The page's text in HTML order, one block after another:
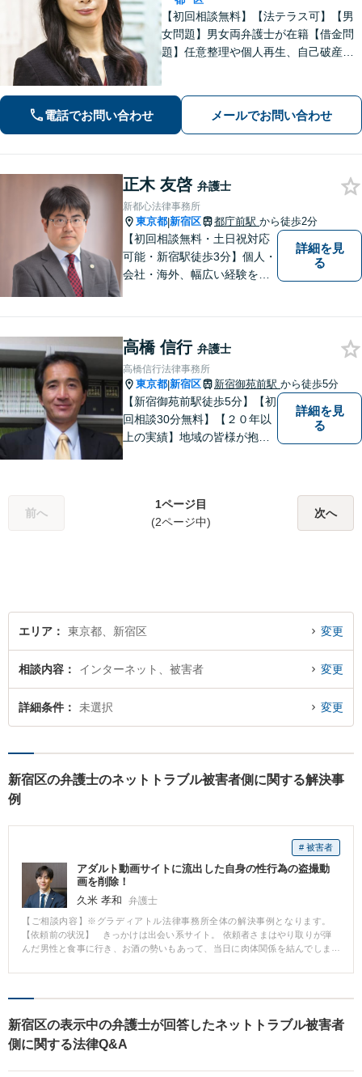
【初回相談無料】【法テラス可】【男
女問題】男女両弁護士が在籍【借金問
題】任意整理や個人再生、自己破産な
雇、ハラスメント事案に強【夜間・ 休
日面談可】【完全個室】【新宿駅徒歩3
電話でお問い合わせ メールでお問い合わせ
正木 友啓 弁護士
新都心法律事務所
東京都|新宿区 都庁前駅 から徒歩2分
【初回相談無料・土日祝対応
可能・新宿駅徒歩3分】個人・
会社・海外、幅広い経験をも
詳細を見
る
高橋 信行 弁護士
高橋信行法律事務所
東京都|新宿区 新宿御苑前駅 から徒歩5分
【新宿御苑前駅徒歩5分】【初
回相談30分無料】【２０年以
上の実績】地域の皆様が抱え
す。企業法務／民事事件／家
事事件／債務整理／労働事件
詳細を見
る
前へ
1ページ目
(2ページ中)
次へ
エリア 東京都、新宿区 変更
相談内容 インターネット、被害者 変更
詳細条件 未選択 変更
新宿区の弁護士のネットトラブル被害者側に関する解決事
例
# 被害者
アダルト動画サイトに流出した自身の性行為の盗撮動
画を削除！
久米 孝和
弁護士
【ご相談内容】※グラディアトル法律事務所全体の解決事例となります。
【依頼前の状況】 きっかけは出会い系サイト。 依頼者さまはやり取りが弾
んだ男性と食事に行き、お酒の勢いもあって、当日に肉体関係を結んでしま
しないと怒り出す始末。 そんな男性の態度に嫌気がさし、「もう会うつもり
おそるURLをクリックすると、この間の性行為を盗撮していた動画がいわゆ
るアダルトサイトに投稿されていました。 あわてて削除できないか調べるな
かで、弊所を見つけ、即日電話で面談することになりました。 【依頼後の
対応するアダルトサイトであることを説明しました。 ただ法的な削除請求の
新宿区の表示中の弁護士が回答したネットトラブル被害者
側に関する法律Q&A